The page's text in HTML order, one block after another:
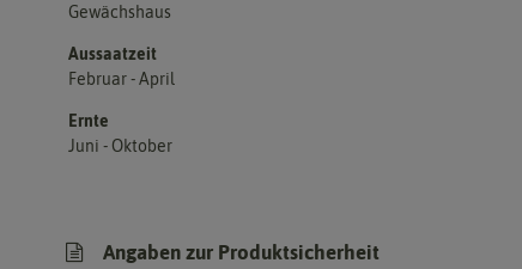
Gewächshaus
Aussaatzeit
Februar - April
Ernte
Juni - Oktober
Angaben zur Produktsicherheit